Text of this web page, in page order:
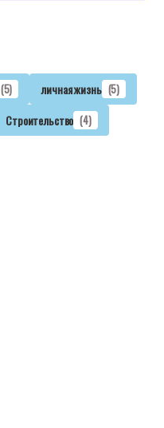
(5) личная жизнь (5)
Строительство (4)